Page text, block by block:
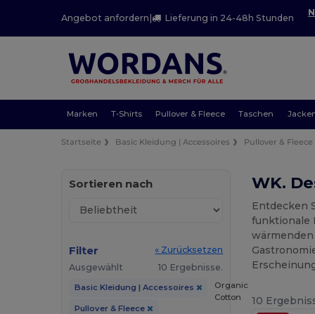
Angebot anfordern | Lieferung in 24-48h Stunden
Marken T-Shirts Pullover & Fleece Taschen
Startseite Basic Kleidung | Accessoires Pullover & Fleece
Sortieren nach
Filter
« Zurücksetzen
Ausgewählt
10 Ergebnisse.
Basic Kleidung | Accessoires
Pullover & Fleece
WK.
Entdecken
funktionale
10
Organic
Cotton